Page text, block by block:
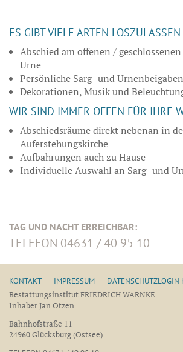
ES GIBT VIELE ARTEN LOSZULASSEN
Abschied am offenen /
Urne
Persönliche Sarg- und Urnenbeigaben
Dekorationen, Musik und
WIR SIND IMMER OFFEN FÜR IHRE
Abschiedsräume direkt nebenan in
Auferstehungskirche
Aufbahrungen auch zu Hause
Individuelle Auswahl an Sarg- und
TAG UND NACHT ERREICHBAR:
TELEFON 04631 / 40 95 10
KONTAKT IMPRESSUM DATENSCHUTZLOGIN
Bestattungsinstitut FRIEDRICH WARNKE
Inhaber Jan Otzen
Bahnhofstraße 11
24960 Glücksburg (Ostsee)